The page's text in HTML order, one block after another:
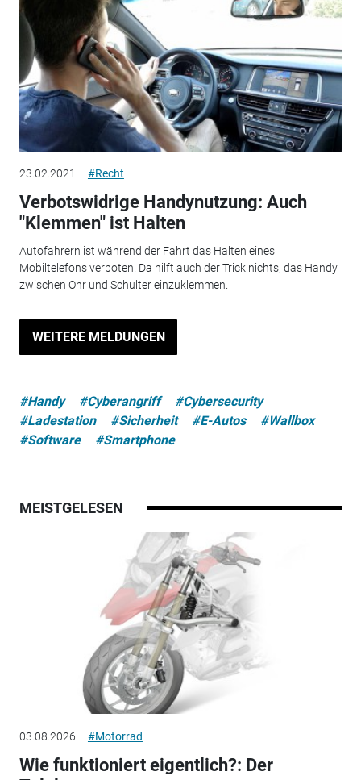
23.02.2021 #Recht
Verbotswidrige Handynutzung: Auch
"Klemmen" ist Halten
Autofahrern ist während der Fahrt das Halten eines
Mobiltelefons verboten. Da hilft auch der Trick nichts, das Handy
zwischen Ohr und Schulter einzuklemmen.
WEITERE MELDUNGEN
#Handy #Cyberangriff
#Cybersecurity
#Ladestation
#Sicherheit #E-Autos
#Wallbox
#Software
#Smartphone
MEISTGELESEN
03.08.2026 #Motorrad
Wie funktioniert eigentlich?: Der